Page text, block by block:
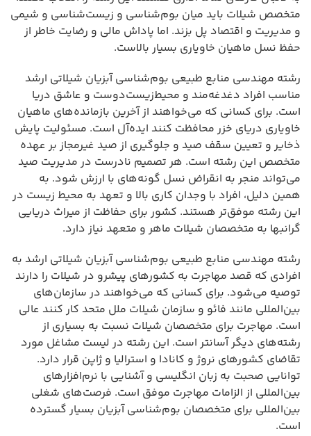
متخصص شیلات باید میان بوم‌شناسی و زیست‌شناسی و شیمی
و مدیریت و اقتصاد پل بزند. اما پاداش مالی و رضایت خاطر از
حفظ نسل ماهیان خاویاری بسیار بالاست.
رشته مهندسی منابع طبیعی بوم‌شناسی آبزیان شیلاتی ارشد
مناسب افراد دغدغه‌مند و محیط‌زیست‌دوست و عاشق دریا
است. برای کسانی که می‌خواهند از آخرین بازمانده‌های ماهیان
خاویاری دریای خزر محافظت کنند ایده‌آل است. مسئولیت پایش
ذخایر و تعیین سقف صید و جلوگیری از صید غیرمجاز بر عهده
متخصص این رشته است. هر تصمیم نادرست در مدیریت صید
می‌تواند منجر به انقراض نسل گونه‌های با ارزش شود. به
همین دلیل، افراد با وجدان کاری بالا و تعهد به محیط زیست در
این رشته موفق‌تر هستند. کشور برای حفاظت از میراث دریایی
گرانبها به متخصصان شیلات ماهر و متعهد نیاز دارد.
رشته مهندسی منابع طبیعی بوم‌شناسی آبزیان شیلاتی ارشد به
افرادی که قصد مهاجرت به کشورهای پیشرو در شیلات را دارند
توصیه می‌شود. برای کسانی که می‌خواهند در سازمان‌های
بین‌المللی مانند فائو و سازمان شیلات ملل متحد کار کنند عالی
است. مهاجرت برای متخصصان شیلات نسبت به بسیاری از
رشته‌های دیگر آسانتر است. این رشته در لیست مشاغل مورد
تقاضای کشورهای نروژ و کانادا و استرالیا و ژاپن قرار دارد.
توانایی صحبت به زبان انگلیسی و آشنایی با نرم‌افزارهای
بین‌المللی از الزامات مهاجرت موفق است. فرصت‌های شغلی
بین‌المللی برای متخصصان بوم‌شناسی آبزیان بسیار گسترده
است.